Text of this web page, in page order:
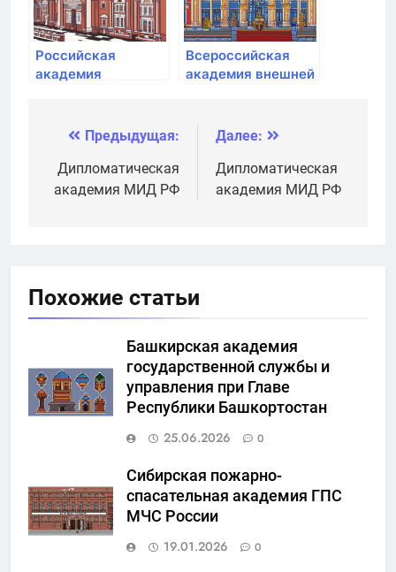
Российская
академия
Всероссийская
академия внешней
России
Навигация
по
записям
Предыдущая:
Дипломатическая
академия МИД РФ
Далее:
Дипломатическая
академия МИД РФ
Похожие статьи
Башкирская академия
государственной службы и
управления при Главе
Республики Башкортостан
25.06.2026
0
Сибирская пожарно-
спасательная академия ГПС
МЧС России
19.01.2026
0